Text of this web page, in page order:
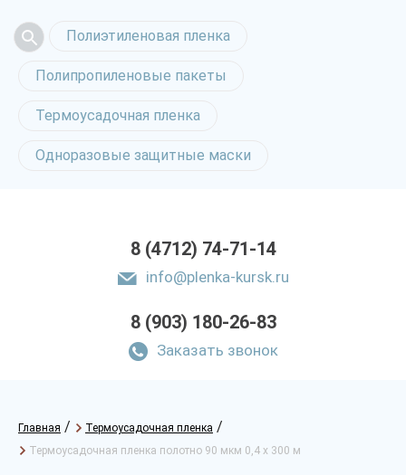
Полиэтиленовая пленка
Полипропиленовые пакеты
Термоусадочная пленка
Одноразовые защитные маски
8 (4712) 74-71-14
info@plenka-kursk.ru
8 (903) 180-26-83
Заказать звонок
Главная / Термоусадочная пленка /
Термоусадочная пленка полотно 90 мкм 0,4 х 300 м